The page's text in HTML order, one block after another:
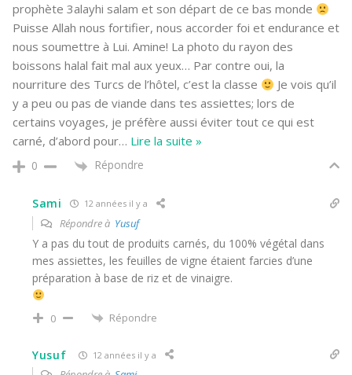
prophète 3alayhi salam et son départ de ce bas monde
Puisse Allah nous fortifier, nous accorder foi et endurance et
nous soumettre à Lui. Amine! La photo du rayon des
boissons halal fait mal aux yeux… Par contre oui, la
nourriture des Turcs de l’hôtel, c’est la classe
Je vois qu’il
y a peu ou pas de viande dans tes assiettes; lors de
certains voyages, je préfère aussi éviter tout ce qui est
carné, d’abord pour… Lire la suite »
0 Répondre
Sami 12 années il y a
Répondre à Yusuf
Y a pas du tout de produits carnés, du 100% végétal dans
mes assiettes, les feuilles de vigne étaient farcies d’une
préparation à base de riz et de vinaigre.
0 Répondre
Yusuf 12 années il y a